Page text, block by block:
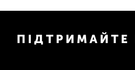
ПІДТРИМАЙТЕ